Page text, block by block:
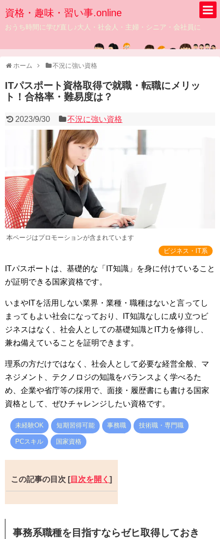
資格・趣味・習い事.online
おうち時間に学び直し♪大人・社会人・主婦・シニア・会社員に
ホーム 不況に強い資格
ITパスポート資格取得で就職・転職にメリッ
ト！合格率・難易度は？
2023/9/30 不況に強い資格
本ページはプロモーションが含まれています
ビジネス・IT系
ITパスポートは、基礎的な「IT知識」を身に付けていること
が証明できる国家資格です。
いまやITを活用しない業界・業種・職種はないと言ってし
まってもよい社会になっており、IT知識なしに成り立つビ
ジネスはなく、社会人としての基礎知識とIT力を修得し、
兼ね備えていることを証明できます。
理系の方だけではなく、社会人として必要な経営全般、マ
ネジメント、テクノロジの知識をバランスよく学べるた
め、企業や省庁等の採用で、面接・履歴書にも書ける国家
資格として、ぜひチャレンジしたい資格です。
未経験OK 短期習得可能 事務職 技術職・専門職
PCスキル 国家資格
この記事の目次 [目次を開く ]
事務系職種を目指すならゼヒ取得しておき